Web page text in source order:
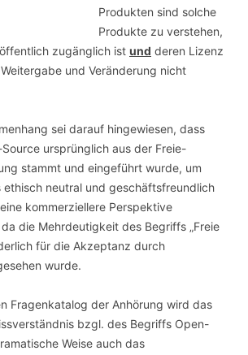
Produkten sind solche
Produkte zu verstehen,
zugänglich ist und deren Lizenz
und Veränderung nicht
sei darauf hingewiesen, dass
ursprünglich aus der Freie-
stammt und eingeführt wurde, um
ethisch neutral und geschäftsfreundlich
kommerziellere Perspektive
die Mehrdeutigkeit des Begriffs „Freie
für die Akzeptanz durch
wurde.
Fragenkatalog der Anhörung wird das
bzgl. des Begriffs Open-
Weise auch das